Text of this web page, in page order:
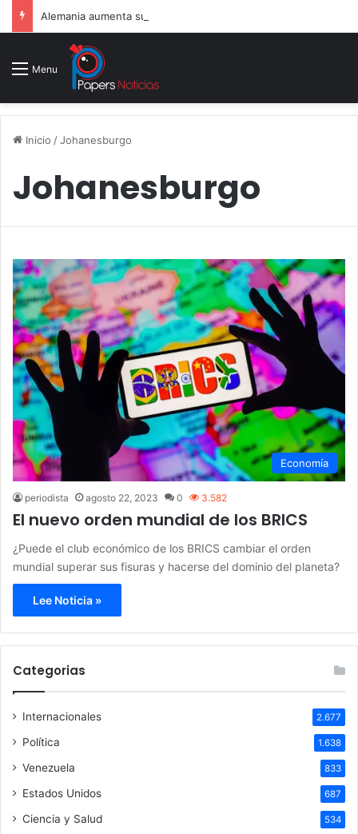
Menu
Inicio /Johanesburgo
Johanesburgo
Economía
periodista agosto 22, 2023 0 3.582
El nuevo orden mundial de los BRICS
¿Puede el club económico de los BRICS cambiar el orden
mundial superar sus fisuras y hacerse del dominio del planeta?
Lee Noticia »
Categorias
Internacionales 2.677
Política 1.638
Venezuela 833
Estados Unidos 687
Ciencia y Salud 534